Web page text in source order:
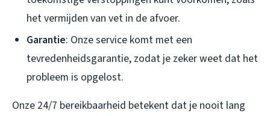
het vermijden van vet in de afvoer.
Garantie: Onze service komt met een
tevredenheidsgarantie, zodat je zeker weet dat het
probleem is opgelost.
Onze 24/7 bereikbaarheid betekent dat je nooit lang